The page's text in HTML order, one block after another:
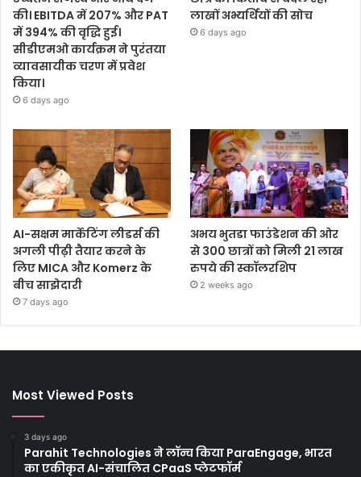
की। EBITDA में 207% और PAT
में 394% की वृद्धि हुई।
सीडीएमओ कार्यक्रम ने पुरंतया
व्यावसायीक चरण में प्रवेश
किया।
6 days ago
लाखों अभ्यर्थियों की सोच
6 days ago
AI-सक्षम मार्केटिंग लीडर्स की
अगली पीढ़ी तैयार करने के
लिए MICA और Komerz के
बीच साझेदारी
7 days ago
अभय भुतडा फाउंडेशन की ओर
से 300 छात्रों को मिली 21 लाख
रुपये की स्कॉलरशिप
2 weeks ago
Most Viewed Posts
3 days ago
Parahit Technologies ने लॉन्च किया ParaEngage, भारत
का एकीकृत AI-संचालित CPaaS प्लेटफॉर्म